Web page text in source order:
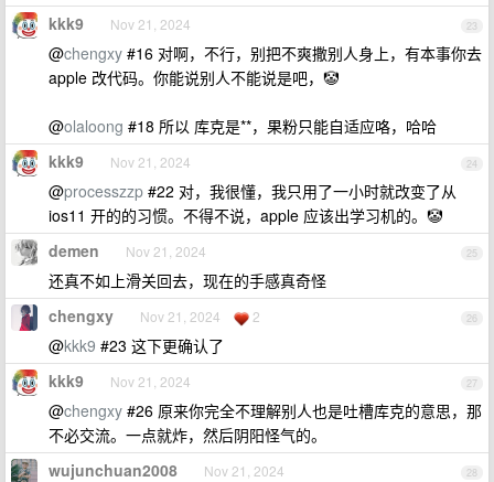
23
kkk9 Nov 21, 2024
@chengxy #16 对啊，不行，别把不爽撒别人身上，有本事你去
apple 改代码。你能说别人不能说是吧，🤡
@olaloong #18 所以 库克是**，果粉只能自适应咯，哈哈
24
kkk9 Nov 21, 2024
@processzzp #22 对，我很懂，我只用了一小时就改变了从
ios11 开的的习惯。不得不说，apple 应该出学习机的。🤡
25
demen Nov 21, 2024
还真不如上滑关回去，现在的手感真奇怪
26
chengxy Nov 21, 2024 2
@kkk9 #23 这下更确认了
27
kkk9 Nov 21, 2024
@chengxy #26 原来你完全不理解别人也是吐槽库克的意思，那
不必交流。一点就炸，然后阴阳怪气的。
28
wujunchuan2008 Nov 21, 2024